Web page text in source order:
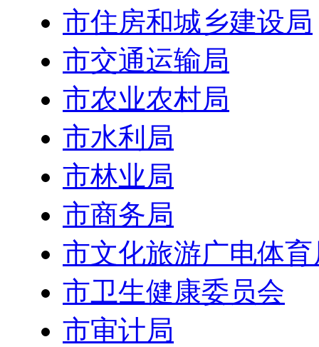
市住房和城乡建设局
市交通运输局
市农业农村局
市水利局
市林业局
市商务局
市文化旅游广电体育
市卫生健康委员会
市审计局